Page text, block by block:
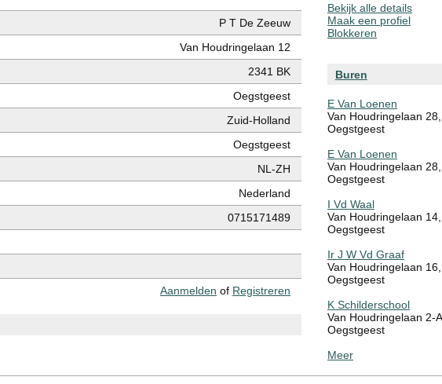
P T De Zeeuw
Van Houdringelaan 12
2341 BK
Oegstgeest
Zuid-Holland
Oegstgeest
NL-ZH
Nederland
0715171489
Aanmelden of Registreren
Bekijk alle details
Maak een profiel
Blokkeren
Buren
E Van Loenen
Van Houdringelaan 28,
Oegstgeest
E Van Loenen
Van Houdringelaan 28,
Oegstgeest
I Vd Waal
Van Houdringelaan 14,
Oegstgeest
Ir J W Vd Graaf
Van Houdringelaan 16,
Oegstgeest
K Schilderschool
Van Houdringelaan 2-
Oegstgeest
Meer